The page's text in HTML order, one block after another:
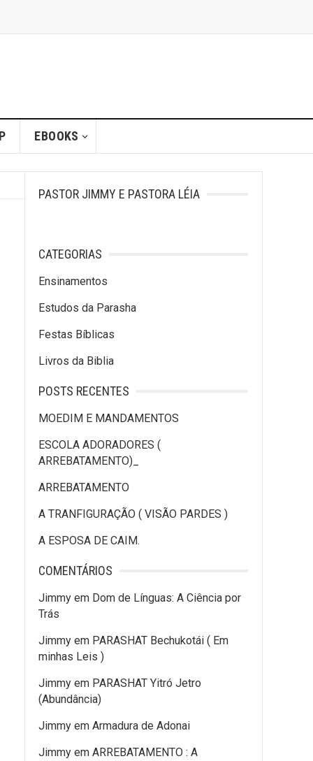
EBOOKS
PASTOR JIMMY E PASTORA LÉIA
CATEGORIAS
Ensinamentos
Estudos da Parasha
Festas Bíblicas
Livros da Biblia
POSTS RECENTES
MOEDIM E MANDAMENTOS
ESCOLA ADORADORES (
ARREBATAMENTO)_
ARREBATAMENTO
A TRANFIGURAÇÃO ( VISÃO PARDES )
A ESPOSA DE CAIM.
COMENTÁRIOS
Jimmy em Dom de Línguas: A Ciência por
Trás
Jimmy em PARASHAT Bechukotái ( Em
minhas Leis )
Jimmy em PARASHAT Yitró Jetro
(Abundância)
Jimmy em Armadura de Adonai
Jimmy em ARREBATAMENTO : A